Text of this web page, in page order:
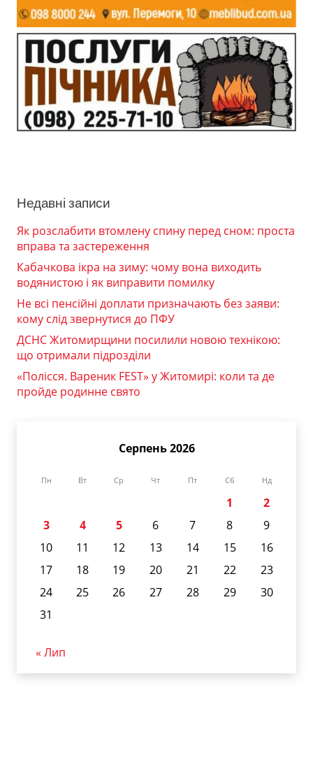
Недавні записи
Як розслабити втомлену спину перед сном: проста
вправа та застереження
Кабачкова ікра на зиму: чому вона виходить
водянистою і як виправити помилку
Не всі пенсійні доплати призначають без заяви:
кому слід звернутися до ПФУ
ДСНС Житомирщини посилили новою технікою:
що отримали підрозділи
«Полісся. Вареник FEST» у Житомирі: коли та де
пройде родинне свято
Серпень 2026
Пн Вт Ср Чт Пт Сб Нд
1
2
3
4 5 6 7 8
9
10
11 12 13 14 15
16
17
18 19 20 21 22
23
24
25 26 27 28 29
30
31
« Лип